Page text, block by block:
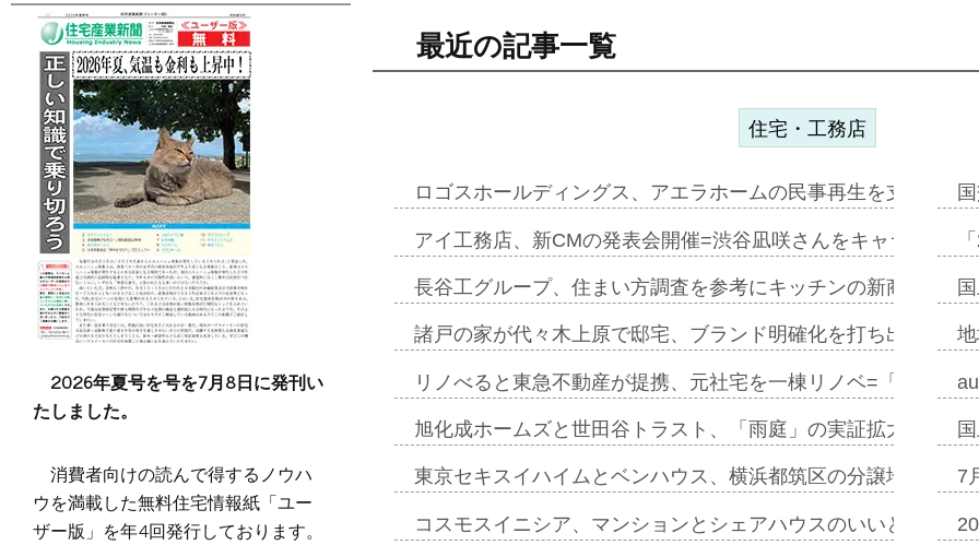
最近の記事一覧
住宅・工務店
ロゴスホールディングス、アエラホームの民事再生を支援=ス
アイ工務店、新CMの発表会開催=渋谷凪咲さんをキャラクタ
長谷工グループ、住まい方調査を参考にキッチンの新商品=「
諸戸の家が代々木上原で邸宅、ブランド明確化を打ち出す=年
リノべると東急不動産が提携、元社宅を一棟リノベ=「職住遊
旭化成ホームズと世田谷トラスト、「雨庭」の実証拡大へ=ガ
東京セキスイハイムとベンハウス、横浜都筑区の分譲地開発で
コスモスイニシア、マンションとシェアハウスのいいとこどり
7
2026年夏号を号を7月8日に発刊い
たしました。
消費者向けの読んで得するノウハ
ウを満載した無料住宅情報紙「ユー
ザー版」を年4回発行しております。